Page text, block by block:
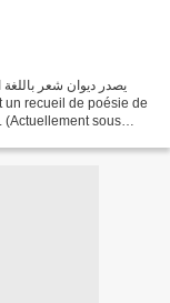
(Actuellement sous